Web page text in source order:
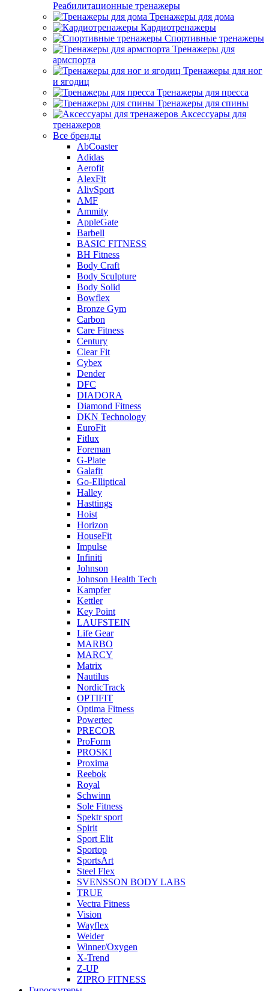
Реабилитационные тренажеры
Тренажеры для дома
Кардиотренажеры
Спортивные тренажеры
Тренажеры для
армспорта
Тренажеры для ног
и ягодиц
Тренажеры для пресса
Тренажеры для спины
Аксессуары для
тренажеров
Все бренды
AbCoaster
Adidas
Aerofit
AlexFit
AlivSport
AMF
Ammity
AppleGate
Barbell
BASIC FITNESS
BH Fitness
Body Craft
Body Sculpture
Body Solid
Bowflex
Bronze Gym
Carbon
Care Fitness
Century
Clear Fit
Cybex
Dender
DFC
DIADORA
Diamond Fitness
DKN Technology
EuroFit
Fitlux
Foreman
G-Plate
Galafit
Go-Elliptical
Halley
Hasttings
Hoist
Horizon
HouseFit
Impulse
Infiniti
Johnson
Johnson Health Tech
Kampfer
Kettler
Key Point
LAUFSTEIN
Life Gear
MARBO
MARCY
Matrix
Nautilus
NordicTrack
OPTIFIT
Optima Fitness
Powertec
PRECOR
ProForm
PROSKI
Proxima
Reebok
Royal
Schwinn
Sole Fitness
Spektr sport
Spirit
Sport Elit
Sportop
SportsArt
Steel Flex
SVENSSON BODY LABS
TRUE
Vectra Fitness
Vision
Wayflex
Weider
Winner/Oxygen
X-Trend
Z-UP
ZIPRO FITNESS